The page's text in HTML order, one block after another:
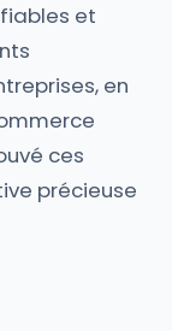
et
en
ces
précieuse